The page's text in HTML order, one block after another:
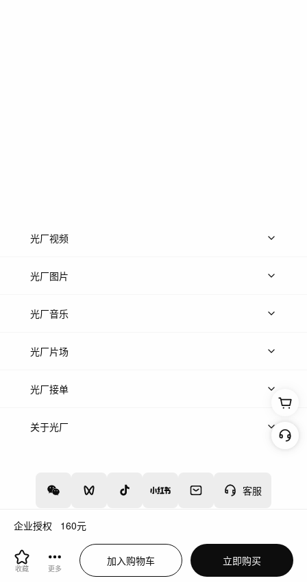
企业授权 160元
收藏 更多
加入购物车 立即购买
客服
光厂视频
上传视频
光厂图片
上传图片
光厂音乐
热门音乐
光厂片场
上传案例
光厂接单
上架服务
关于光厂
增值电信业务经营许可证：川B2-20160192 蜀ICP备12020238号-4
川公网安备51019002000262
违法和不良信息举报中心